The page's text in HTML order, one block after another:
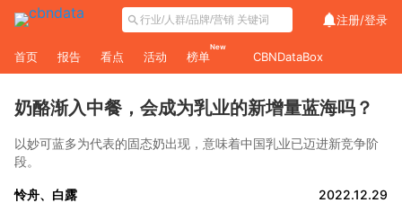
注册/登录
首页 报告 看点 活动 榜单
New
CBNDataBox
奶酪渐入中餐，会成为乳业的新增量蓝海吗？
以妙可蓝多为代表的固态奶出现，意味着中国乳业已迈进新竞争阶
段。
怜舟、白露
2022.12.29